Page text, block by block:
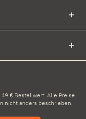
€ Bestellwert! Alle Preise
nicht anders beschrieben.